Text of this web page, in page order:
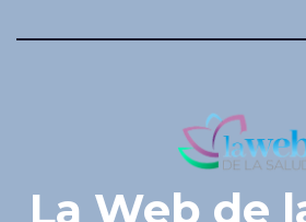
La Web de